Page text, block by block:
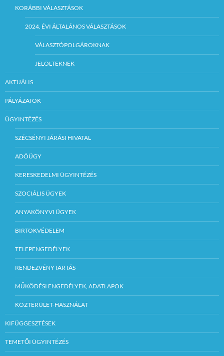
KORÁBBI VÁLASZTÁSOK
2024. ÉVI ÁLTALÁNOS VÁLASZTÁSOK
VÁLASZTÓPOLGÁROKNAK
JELÖLTEKNEK
AKTUÁLIS
PÁLYÁZATOK
ÜGYINTÉZÉS
SZÉCSÉNYI JÁRÁSI HIVATAL
ADÓÜGY
KERESKEDELMI ÜGYINTÉZÉS
SZOCIÁLIS ÜGYEK
ANYAKÖNYVI ÜGYEK
BIRTOKVÉDELEM
TELEPENGEDÉLYEK
RENDEZVÉNYTARTÁS
MŰKÖDÉSI ENGEDÉLYEK, ADATLAPOK
KÖZTERÜLET-HASZNÁLAT
KIFÜGGESZTÉSEK
TEMETŐI ÜGYINTÉZÉS